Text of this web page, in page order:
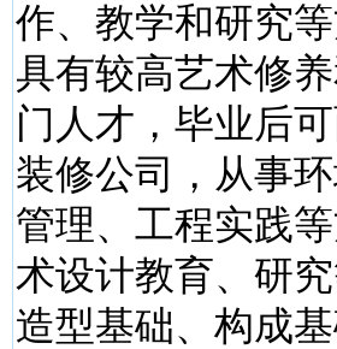
作、教学和研究
具有较高艺术修
门人才，毕业后
装修公司，从事
管理、工程实践
术设计教育、研
造型基础、构成